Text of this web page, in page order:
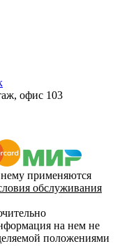
офис 103
применяются
обслуживания
на нем не
положениями